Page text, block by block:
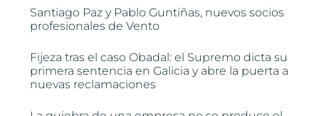
Santiago Paz y Pablo Guntiñas, nuevos socios
profesionales de Vento
Fijeza tras el caso Obadal: el Supremo dicta su
primera sentencia en Galicia y abre la puerta a
nuevas reclamaciones